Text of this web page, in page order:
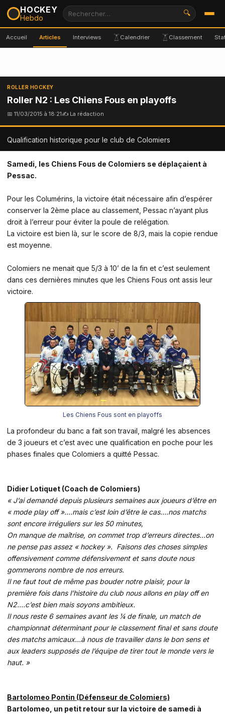
HOCKEY
Hebdo
🔍
Accueil Articles Interviews Calendrier Classement
ROLLER HOCKEY
Roller N2 : Les Chiens Fous en playoffs
📅 11/03/2015 à 18:21✍ La rédaction
Qualification historique pour le club de Colomiers
Samedi, les Chiens Fous de Colomiers se déplaçaient à
Pessac.
Pour les Columérins, la victoire était nécessaire afin d’espérer
conserver la 2ème place au classement, Pessac n’ayant plus
droit à l’erreur pour éviter la poule de relégation.
La victoire est bien là, sur le score de 8/3, mais la copie rendue
est moyenne.
Colomiers ne menait que 5/3 à 10’ de la fin et c’est seulement
dans ces dernières minutes que les Chiens Fous ont assis leur
victoire.
Les Chiens Fous sont en playoffs
La profondeur du banc a fait son travail, malgré les absences
de 3 joueurs et c’est avec une qualification en poche pour les
phases finales que Colomiers a quitté Pessac.
Didier Lotiquet (Coach de Colomiers)
« J’ai demandé depuis plusieurs semaines aux joueurs d’être en
« mode play off »….mais c’est loin d’être le cas….nos matchs
sont encore irréguliers sur les 50 minutes,
On manque de maîtrise, on commet trop d’erreurs directes…on
ne pense pas assez « hockey ». Faisons des choses simples
offensivement comme défensivement et sans doute nous
gommerons nombre de nos erreurs.
Il ne faut tout de même pas bouder notre plaisir, pour la
première fois dans l’histoire du club nous allons en play off en
N2….c’est bien mais soyons ambitieux.
Il nous reste 6 semaines avant les ¼ de finale, un match de
championnat déterminant pour le classement final et sans doute
des matchs amicaux…à nous de travailler dans le bon sens et
aux leaders supposés de l’équipe de tirer tout le monde vers le
haut. »
Bartolomeo Pontin (Défenseur de Colomiers)
Bartolomeo, un petit retour sur la victoire de samedi à